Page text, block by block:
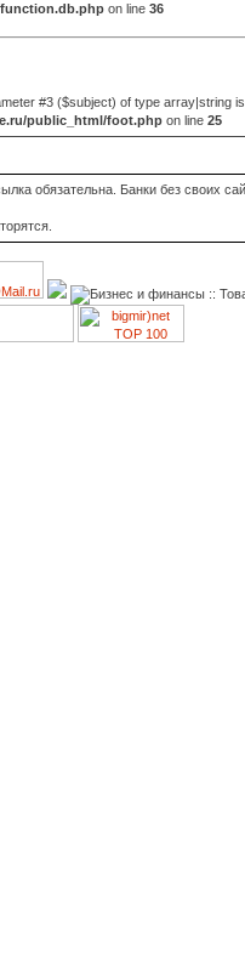
on line 36
#3 ($subject) of type array|string
public_html/foot.php on line 25
обязательна. Банки без своих